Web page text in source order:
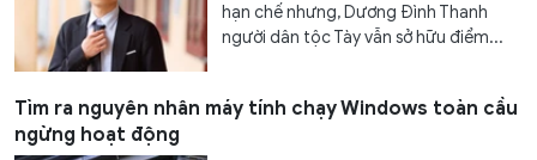
hạn chế nhưng, Dương Đình Thanh
người dân tộc Tày vẫn sở hữu điểm...
Tìm ra nguyên nhân máy tính chạy Windows toàn cầu
ngừng hoạt động